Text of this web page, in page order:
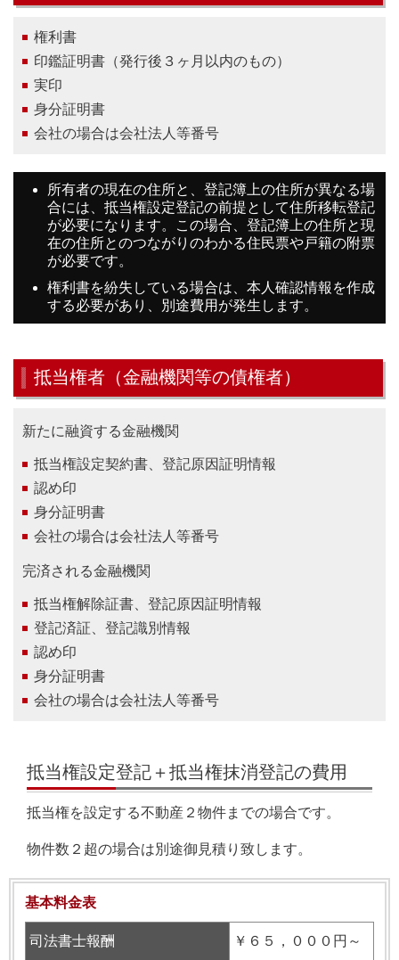
権利書
印鑑証明書（発行後３ヶ月以内のもの）
実印
身分証明書
会社の場合は会社法人等番号
所有者の現在の住所と、登記簿上の住所が異なる場
合には、抵当権設定登記の前提として住所移転登記
が必要になります。この場合、登記簿上の住所と現
在の住所とのつながりのわかる住民票や戸籍の附票
が必要です。
権利書を紛失している場合は、本人確認情報を作成
する必要があり、別途費用が発生します。
抵当権者（金融機関等の債権者）
新たに融資する金融機関
抵当権設定契約書、登記原因証明情報
認め印
身分証明書
会社の場合は会社法人等番号
完済される金融機関
抵当権解除証書、登記原因証明情報
登記済証、登記識別情報
認め印
身分証明書
会社の場合は会社法人等番号
抵当権設定登記＋抵当権抹消登記の費用
抵当権を設定する不動産２物件までの場合です。
物件数２超の場合は別途御見積り致します。
基本料金表
司法書士報酬 ￥６５，０００円～